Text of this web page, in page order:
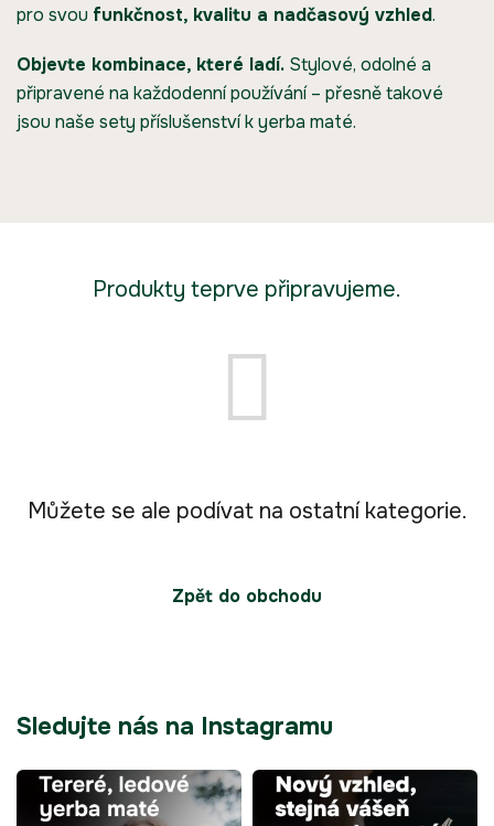
pro svou funkčnost, kvalitu a nadčasový vzhled.
Objevte kombinace, které ladí. Stylové, odolné a
připravené na každodenní používání – přesně takové
jsou naše sety příslušenství k yerba maté.
Produkty teprve připravujeme.
Můžete se ale podívat na ostatní kategorie.
Zpět do obchodu
Sledujte nás na Instagramu